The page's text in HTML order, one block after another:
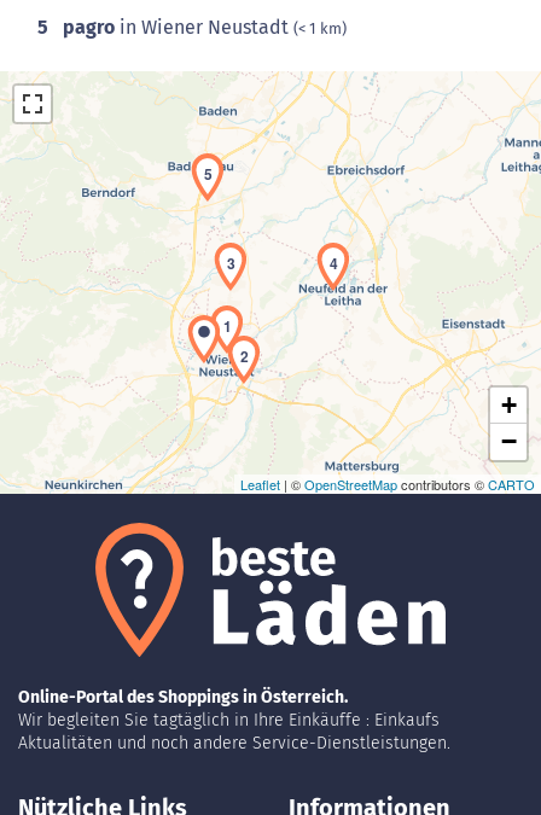
5 pagro in Wiener Neustadt (< 1 km)
Laden der Karte...
1
2
3 4
5
+
−
Leaflet | ©OpenStreetMapcontributors ©CARTO
Online-Portal des Shoppings in Österreich.
Wir begleiten Sie tagtäglich in Ihre Einkäuffe : Einkaufs
Aktualitäten und noch andere Service-Dienstleistungen.
Nützliche Links Informationen